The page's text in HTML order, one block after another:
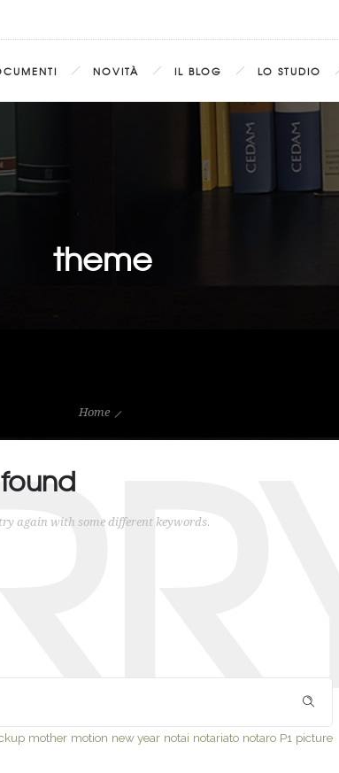
NOVITÀ IL BLOG LO STUDIO
theme
Home
again with some different keywords.
mother motion new year notai notariato notaro P1 picture